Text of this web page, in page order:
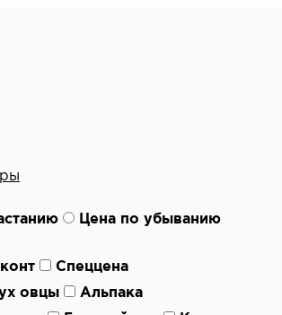
Цена по убыванию
Спеццена
овцы
Альпака